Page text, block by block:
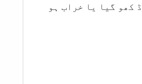
کھو گیا یا خراب ہو